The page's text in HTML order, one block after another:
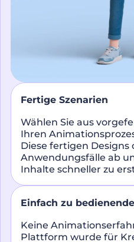
Fertige Szenarien
Wählen Sie aus
Ihren
Diese fertigen Designs
Anwendungsfälle ab
Inhalte schneller zu
Einfach zu
Keine
Plattform wurde für